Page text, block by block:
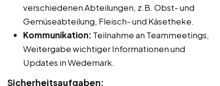
verschiedenen Abteilungen, z.B. Obst- und
Gemüseabteilung, Fleisch- und Käsetheke.
Kommunikation: Teilnahme an Teammeetings,
Weitergabe wichtiger Informationen und
Updates in Wedemark.
Sicherheitsaufgaben: